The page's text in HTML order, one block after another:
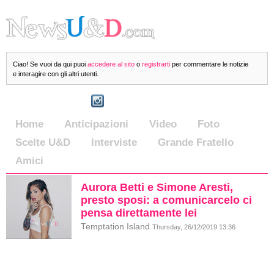
Ciao! Se vuoi da qui puoi accedere al sito o registrarti per commentare le notizie
e interagire con gli altri utenti.
Home Anticipazioni Video
Foto
Scelte U&D
Interviste
Grande Fratello
Amici
Aurora Betti e Simone Aresti,
presto sposi: a comunicarcelo ci
pensa direttamente lei
Temptation Island Thursday, 26/12/2019 13:36